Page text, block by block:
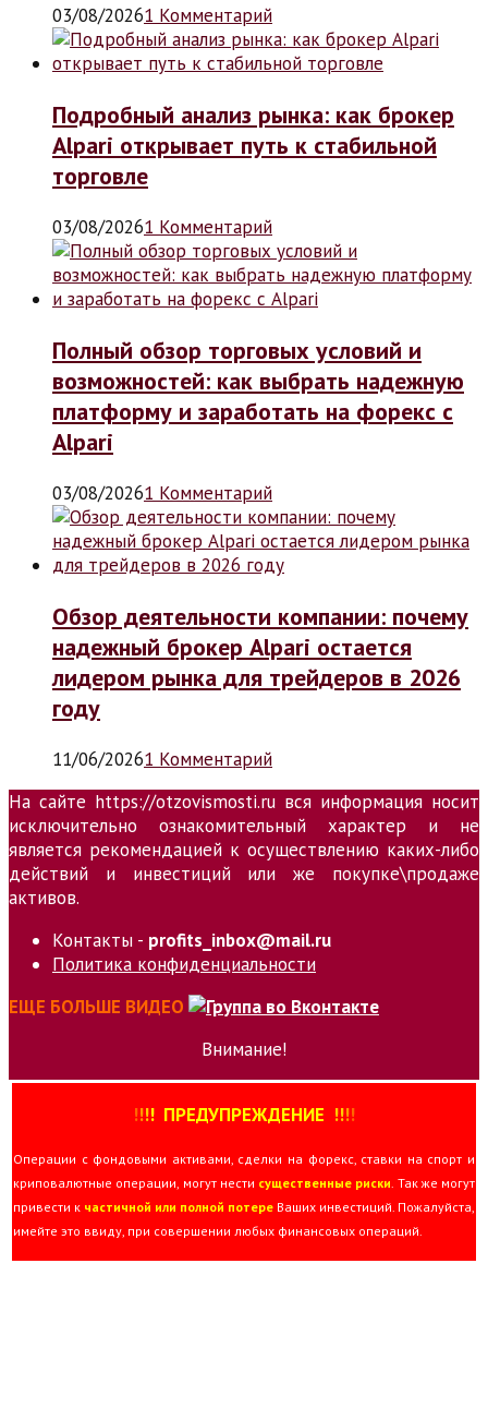
03/08/20261 Комментарий
Подробный анализ рынка: как брокер
Alpari открывает путь к стабильной
торговле
03/08/20261 Комментарий
Полный обзор торговых условий и
возможностей: как выбрать надежную
платформу и заработать на форекс с
Alpari
03/08/20261 Комментарий
Обзор деятельности компании: почему
надежный брокер Alpari остается
лидером рынка для трейдеров в 2026
году
11/06/20261 Комментарий
На сайте https://otzovismosti.ru вся информация носит
исключительно ознакомительный характер и не
является рекомендацией к осуществлению каких-либо
действий и инвестиций или же покупке\продаже
активов.
Контакты - profits_inbox@mail.ru
Политика конфиденциальности
ЕЩЕ БОЛЬШЕ ВИДЕО
Внимание!
!!!! ПРЕДУПРЕЖДЕНИЕ !!!!
Операции с фондовыми активами, сделки на форекс, ставки на спорт и
криповалютные операции, могут нести существенные риски . Так же могут
привести к частичной или полной потере Ваших инвестиций. Пожалуйста,
имейте это ввиду, при совершении любых финансовых операций.